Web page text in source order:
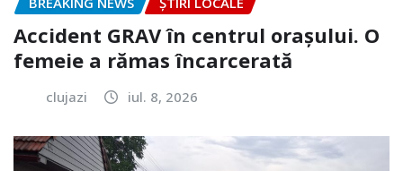
Accident GRAV în centrul orașului. O
femeie a rămas încarcerată
clujazi iul. 8, 2026